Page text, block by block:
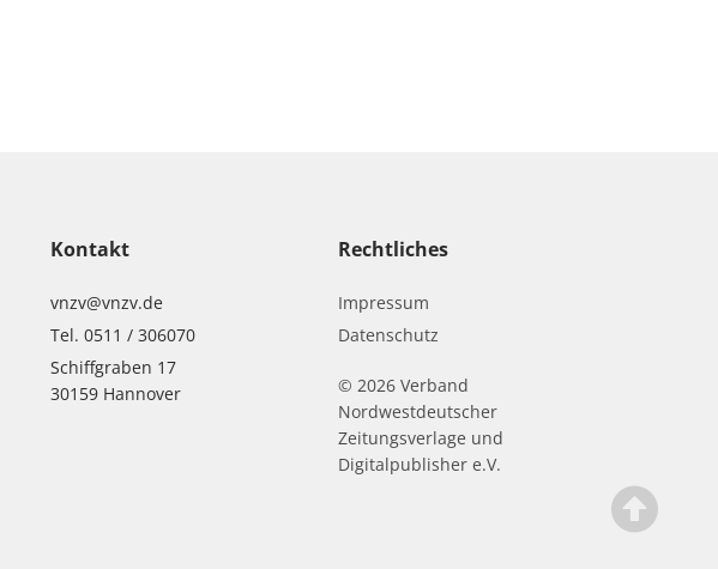
Kontakt
vnzv@vnzv.de
Tel. 0511 / 306070
Schiffgraben 17
30159 Hannover
Rechtliches
Impressum
Datenschutz
© 2026 Verband
Nordwestdeutscher
Zeitungsverlage und
Digitalpublisher e.V.